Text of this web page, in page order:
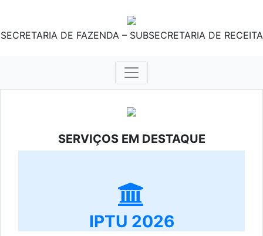
SECRETARIA DE FAZENDA – SUBSECRETARIA DE RECEITA
SERVIÇOS EM DESTAQUE
IPTU 2026